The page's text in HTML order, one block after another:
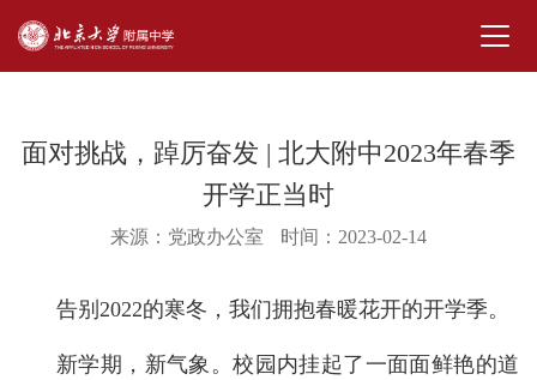
面对挑战，踔厉奋发 | 北大附中2023年春季
开学正当时
来源：党政办公室 时间：2023-02-14
告别2022的寒冬，我们拥抱春暖花开的开学季。
新学期，新气象。校园内挂起了一面面鲜艳的道